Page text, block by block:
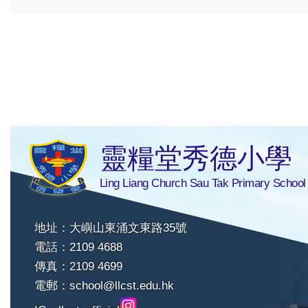
靈糧堂秀德小學
Ling Liang Church Sau Tak Primary School
地址：大嶼山東涌文東路35號
電話：2109 4688
傳真：2109 4699
電郵： school@llcst.edu.hk